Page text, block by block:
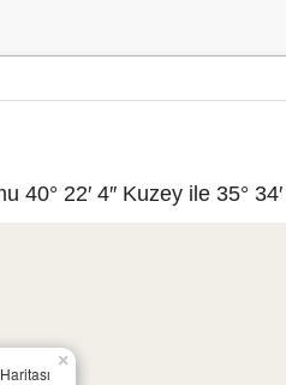
22′ 4″ Kuzey ile 35°
×